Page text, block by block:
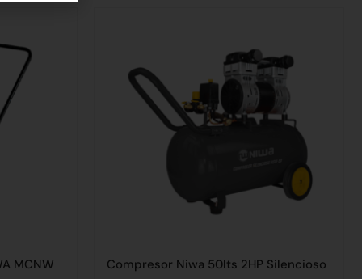
MCNW
Compresor Niwa 50lts 2HP Silencioso